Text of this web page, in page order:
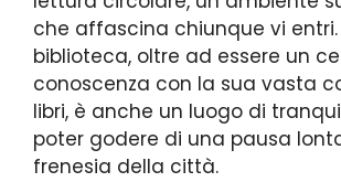
che affascina chiunque vi entri.
biblioteca, oltre ad essere un
conoscenza con la sua vasta
libri, è anche un luogo di
poter godere di una pausa
frenesia della città.